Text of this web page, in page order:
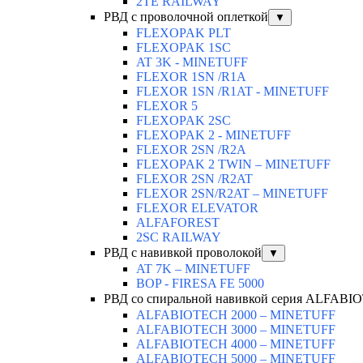
РВД с проволочной оплеткой
▼
FLEXOPAK PLT
FLEXOPAK 1SС
AT 3K - MINETUFF
FLEXOR 1SN /R1A
FLEXOR 1SN /R1AT - MINETUFF
FLEXOR 5
FLEXOPAK 2SС
FLEXOPAK 2 - MINETUFF
FLEXOR 2SN /R2A
FLEXOPAK 2 TWIN – MINETUFF
FLEXOR 2SN /R2AT
FLEXOR 2SN/R2AT – MINETUFF
FLEXOR ELEVATOR
ALFAFOREST
2SC RAILWAY
РВД с навивкой проволокой
▼
AT 7K – MINETUFF
BOP - FIRESA FE 5000
РВД со спиральной навивкой серия
ALFABIOTECH 2000 – MINETUFF
ALFABIOTECH 3000 – MINETUFF
ALFABIOTECH 4000 – MINETUFF
ALFABIOTECH 5000 – MINETUFF